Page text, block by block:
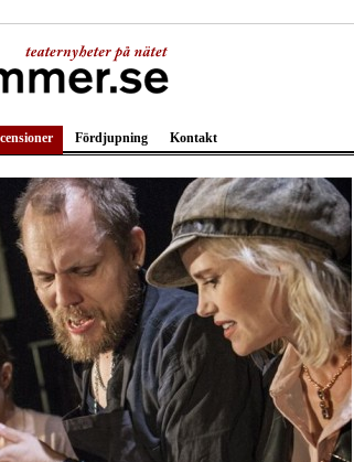
Fördjupning Kontakt